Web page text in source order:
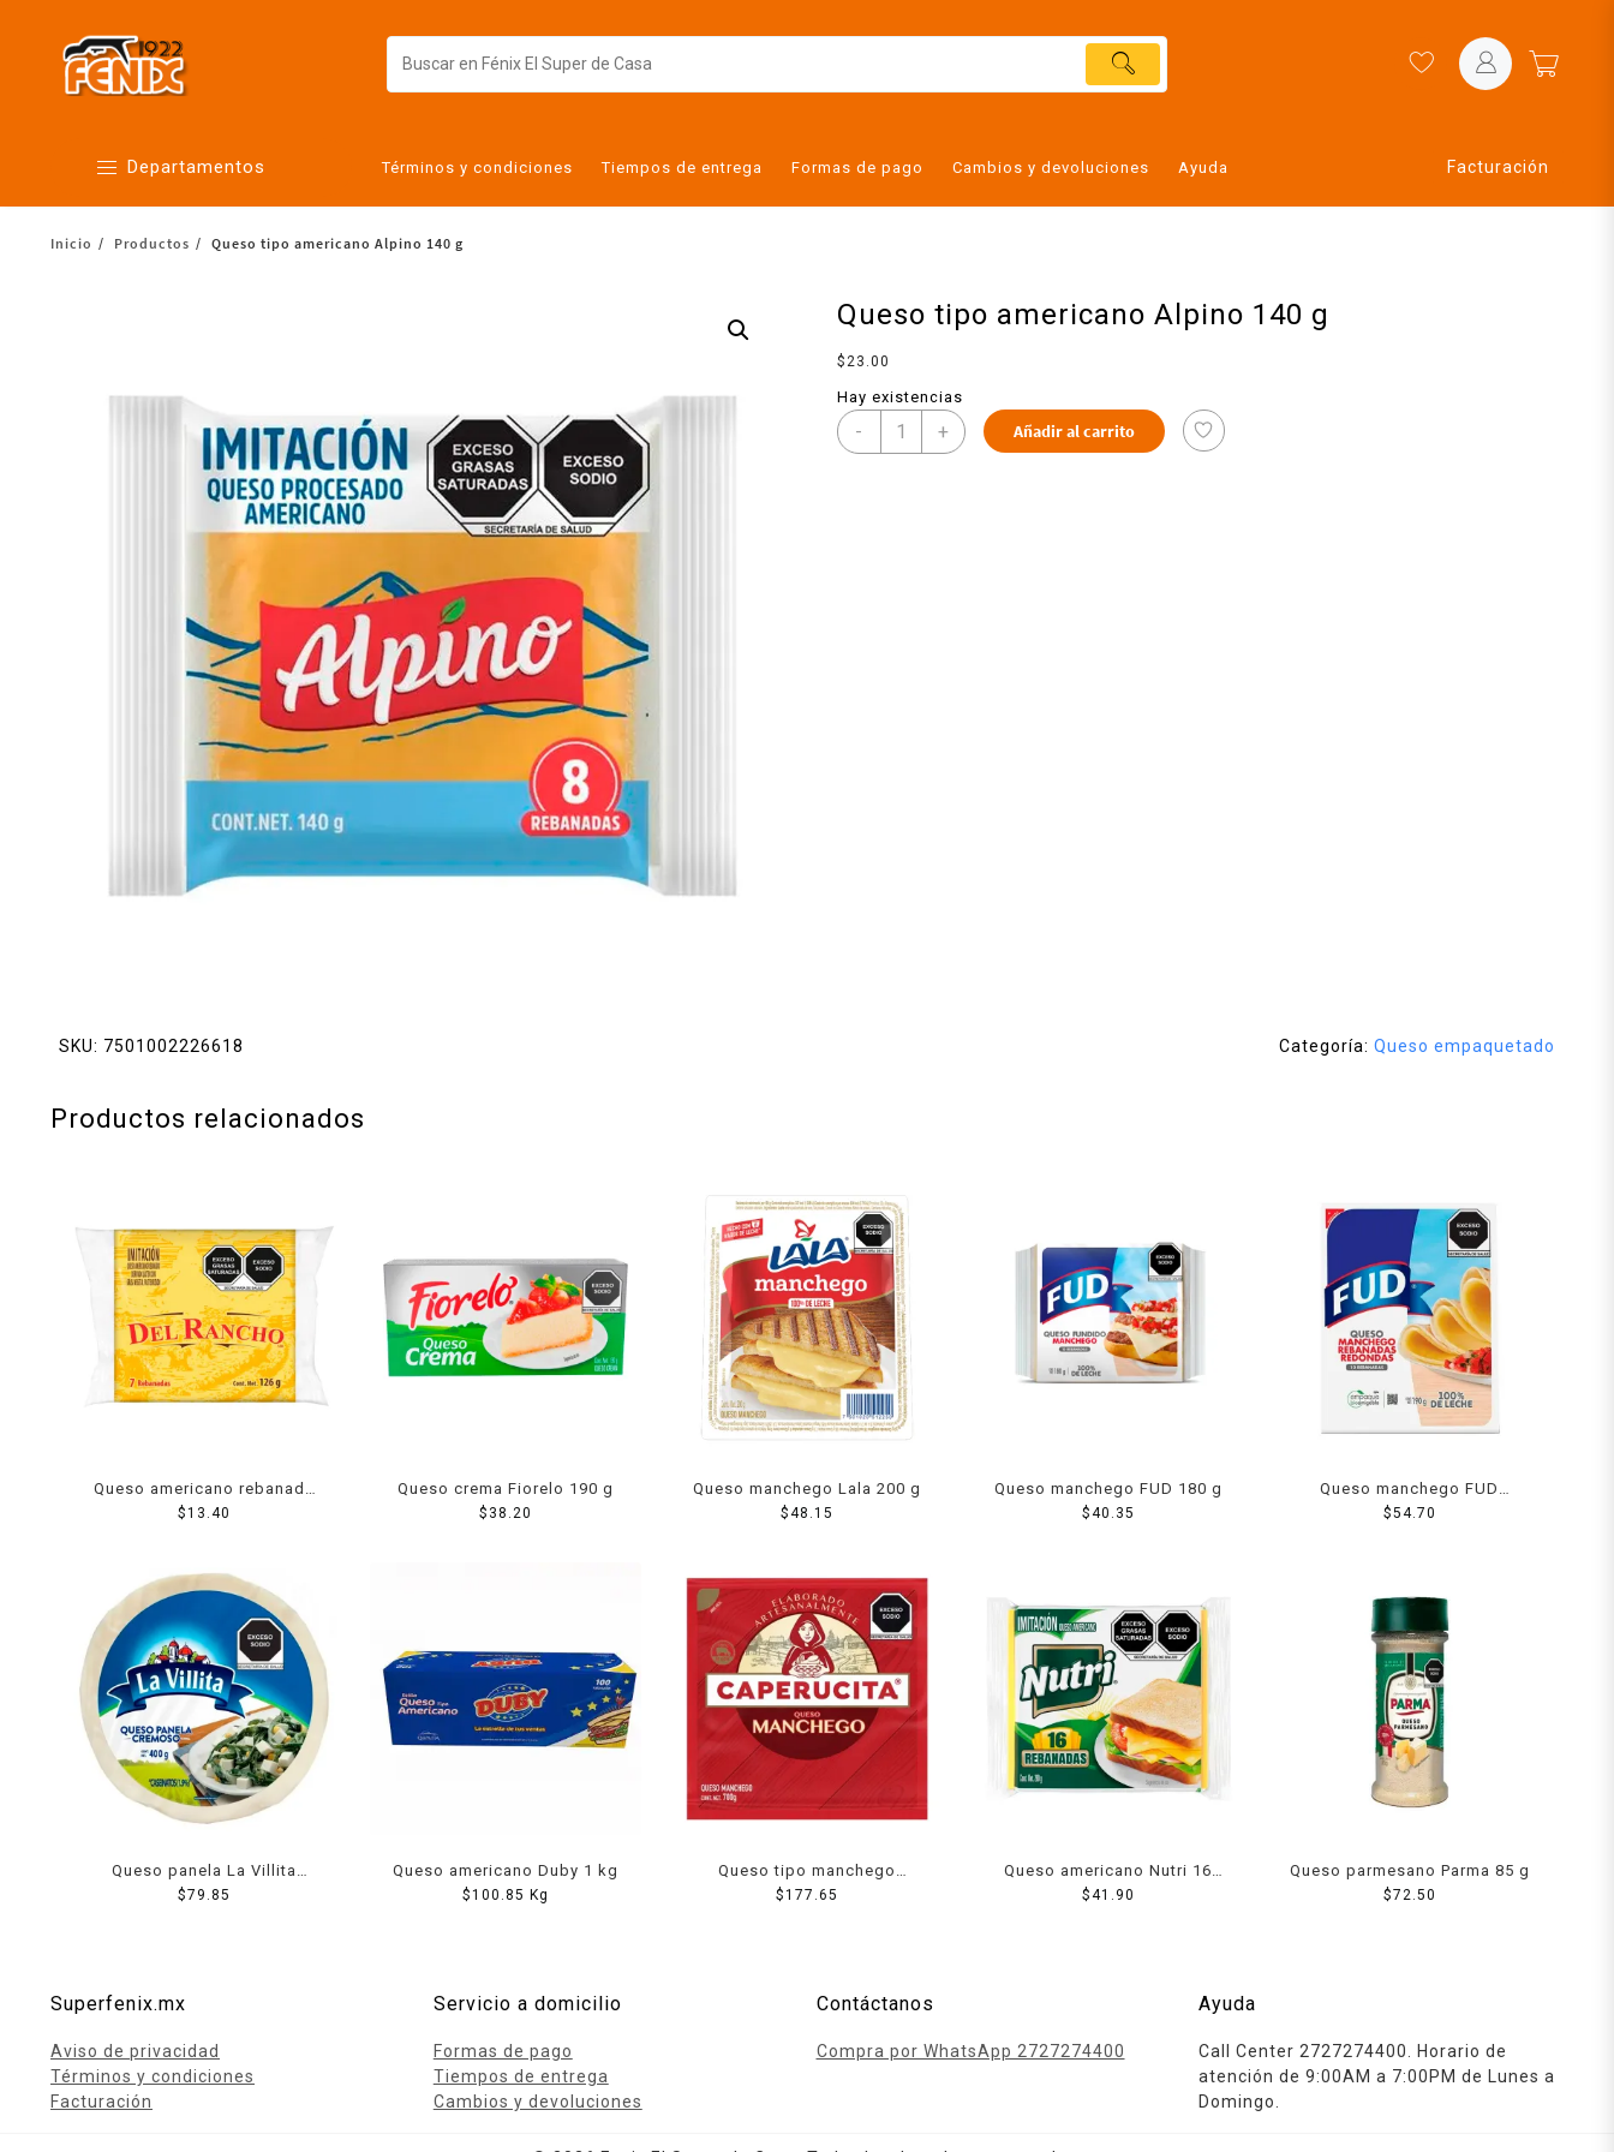
Departamentos
Alimentos
Botanas y bebidas
Cuidado de la ropa
Cuidado personal
Pan de la casa
Salchichonería
Términos y condiciones Tiempos de entrega Formas de pago Cambios y devoluciones Ayuda Facturación
Inicio Productos Queso tipo americano Alpino 140 g
Queso tipo americano Alpino 140 g
$ 23.00
Hay existencias
- + Añadir al carrito
SKU: 7501002226618 Categoría: Queso empaquetado
Productos relacionados
Queso americano rebanado
Del Rancho 126 g
$13.40
Queso crema Fiorelo 190 g
$ 38.20
Queso manchego Lala 200 g
$48.15
Queso manchego FUD 180 g
$40.35
Queso manchego FUD
rebanadas redondas 190 g
$54.70
Queso panela La Villita
cremoso 400 g
$79.85
Queso americano Duby 1 kg
$100.85 Kg
Queso tipo manchego
Caperucita 700 g
$177.65
Queso americano Nutri 16
rebanadas 280 g
$41.90
Queso parmesano Parma 85 g
$72.50
Superfenix.mx
Aviso de privacidad
Términos y condiciones
Facturación
Servicio a domicilio
Formas de pago
Tiempos de entrega
Cambios y devoluciones
Contáctanos
Compra por WhatsApp 2727274400
Ayuda
Call Center 2727274400. Horario de
atención de 9:00AM a 7:00PM de Lunes a
Domingo.